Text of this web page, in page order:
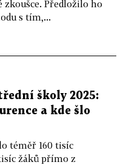
Předložilo ho
s tím,...
školy 2025:
a kde šlo
téměř 160 tisíc
žáků přímo z